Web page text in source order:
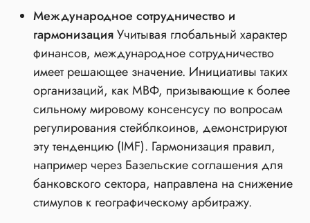
Международное сотрудничество и
гармонизацияУчитывая глобальный характер
финансов, международное сотрудничество
имеет решающее значение. Инициативы таких
организаций, как МВФ, призывающие к более
сильному мировому консенсусу по вопросам
регулирования стейблкоинов, демонстрируют
эту тенденцию (IMF). Гармонизация правил,
например через Базельские соглашения для
банковского сектора, направлена на снижение
стимулов к географическому арбитражу.